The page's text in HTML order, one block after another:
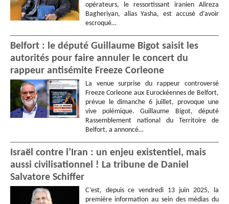
opérateurs, le ressortissant iranien Alireza
Bagheriyan, alias Yasha, est accusé d’avoir
escroqué…
Belfort : le député Guillaume Bigot saisit les
autorités pour faire annuler le concert du
rappeur antisémite Freeze Corleone
La venue surprise du rappeur controversé
Freeze Corleone aux Eurockéennes de Belfort,
prévue le dimanche 6 juillet, provoque une
vive polémique. Guillaume Bigot, député
Rassemblement national du Territoire de
Belfort, a annoncé…
Israël contre l’Iran : un enjeu existentiel, mais
aussi civilisationnel ! La tribune de Daniel
Salvatore Schiffer
C’est, depuis ce vendredi 13 juin 2025, la
première information au sein des médias du